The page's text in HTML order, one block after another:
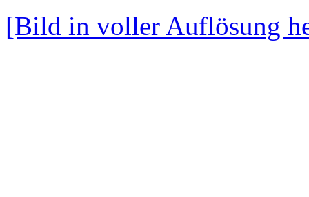
[Bild in voller Auflösung